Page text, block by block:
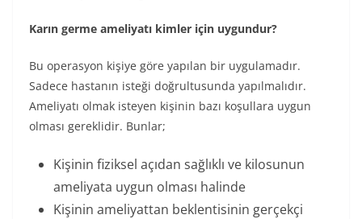
Karın germe ameliyatı kimler için uygundur?
Bu operasyon kişiye göre yapılan bir uygulamadır.
Sadece hastanın isteği doğrultusunda yapılmalıdır.
Ameliyatı olmak isteyen kişinin bazı koşullara uygun
olması gereklidir. Bunlar;
Kişinin fiziksel açıdan sağlıklı ve kilosunun
ameliyata uygun olması halinde
Kişinin ameliyattan beklentisinin gerçekçi